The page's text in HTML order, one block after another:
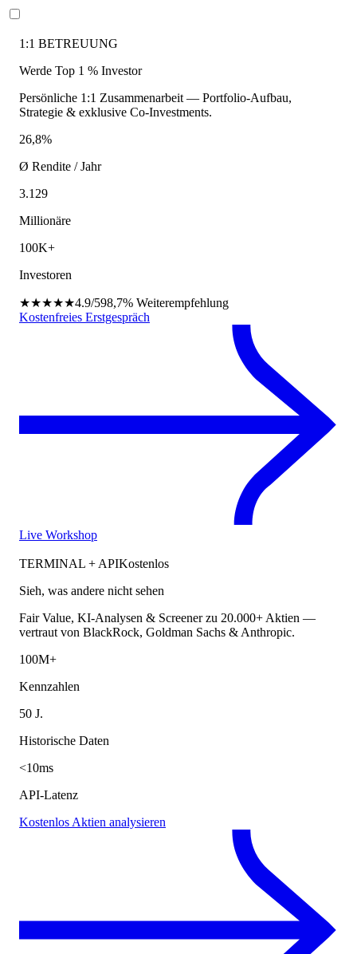
1:1 BETREUUNG
Werde Top 1 % Investor
Persönliche 1:1 Zusammenarbeit — Portfolio-Aufbau,
Strategie & exklusive Co-Investments.
26,8%
Ø Rendite / Jahr
3.129
Millionäre
100K+
Investoren
★★★★★4.9/598,7% Weiterempfehlung
Kostenfreies Erstgespräch
Live Workshop
TERMINAL + APIKostenlos
Sieh, was andere nicht sehen
Fair Value, KI-Analysen & Screener zu 20.000+ Aktien —
vertraut von BlackRock, Goldman Sachs & Anthropic.
100M+
Kennzahlen
50 J.
Historische Daten
<10ms
API-Latenz
Kostenlos Aktien analysieren